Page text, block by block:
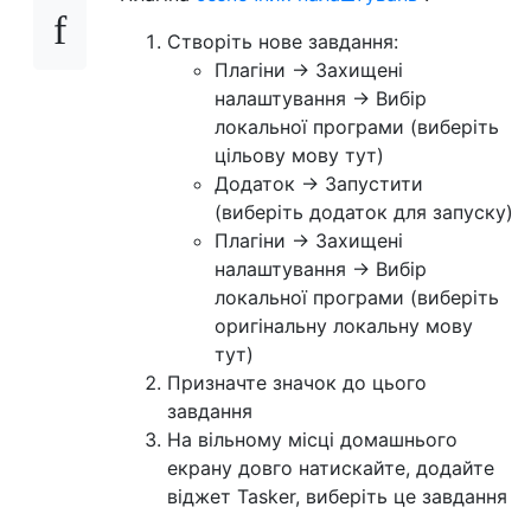
Створіть нове завдання:
Плагіни -> Захищені
налаштування -> Вибір
локальної програми (виберіть
цільову мову тут)
Додаток -> Запустити
(виберіть додаток для запуску)
Плагіни -> Захищені
налаштування -> Вибір
локальної програми (виберіть
оригінальну локальну мову
тут)
Призначте значок до цього
завдання
На вільному місці домашнього
екрану довго натискайте, додайте
віджет Tasker, виберіть це завдання